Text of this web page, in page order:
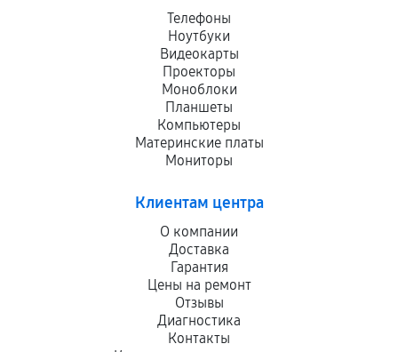
Телефоны
Ноутбуки
Видеокарты
Проекторы
Моноблоки
Планшеты
Компьютеры
Материнские платы
Мониторы
Клиентам центра
О компании
Доставка
Гарантия
Цены на ремонт
Отзывы
Диагностика
Контакты